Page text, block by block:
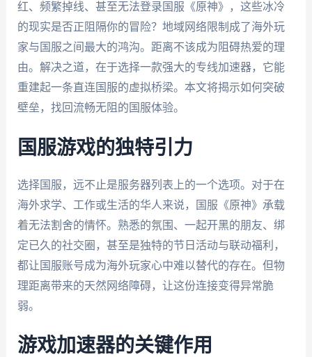
红、频繁掉线、甚至无法登录国服《原神》，这些冰冷
的现实是否正阻隔你的冒险？地域网络限制成了海外玩
家与国服之间最大的鸿沟。距离不该成为阻碍热爱的理
由。解决之道，在于选择一款强大的专线加速器，它能
重建起一条直连国服的虚拟桥梁。本文将揭示如何突破
壁垒，找回流畅无阻的国服体验。
国服游戏的独特引力
选择国服，远不止是服务器列表上的一个选项。对于在
海外求学、工作或生活的华人来说，国服《原神》承载
着无法割舍的情怀。熟悉的氛围、一起开黑的朋友、绑
定已久的社交圈，甚至是独特的节日活动与联动福利，
都让国服账号成为海外玩家心中难以替代的存在。但物
理距离带来的天然网络障碍，让这份连接变得异常脆
弱。
游戏加速器的关键作用